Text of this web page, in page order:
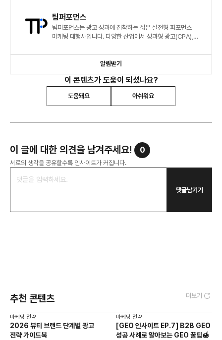
팀퍼포먼스
팀퍼포먼스는 광고 성과에 집착하는 젊은 실전형 퍼포먼스
마케팅 대행사입니다. 다양한 산업에서 성과형 광고(CPA),
알림받기
이 콘텐츠가 도움이 되셨나요?
도움돼요 아쉬워요
이 글에 대한 의견을 남겨주세요! 0
서로의 생각을 공유할수록 인사이트가 커집니다.
댓글남기기
추천 콘텐츠 더보기
마케팅 전략
2026 뷰티 브랜드 단계별 광고
전략 가이드북
마케팅 전략
[GEO 인사이트 EP.7] B2B GEO
성공 사례로 알아보는 GEO 꿀팁🍯